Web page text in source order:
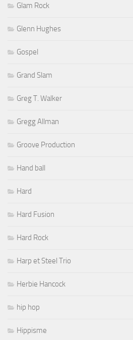
Glam Rock
Glenn Hughes
Gospel
Grand Slam
Greg T. Walker
Gregg Allman
Groove Production
Hand ball
Hard
Hard Fusion
Hard Rock
Harp et Steel Trio
Herbie Hancock
hip hop
Hippisme